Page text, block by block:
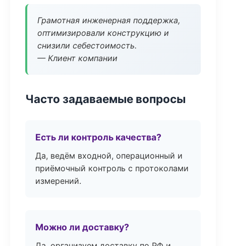
Грамотная инженерная поддержка,
оптимизировали конструкцию и
снизили себестоимость.
— Клиент компании
Часто задаваемые вопросы
Есть ли контроль качества?
Да, ведём входной, операционный и
приёмочный контроль с протоколами
измерений.
Можно ли доставку?